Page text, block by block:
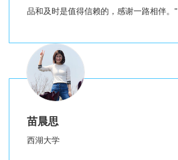
品和及时是值得信赖的，感谢一路相伴。"
苗晨思
西湖大学